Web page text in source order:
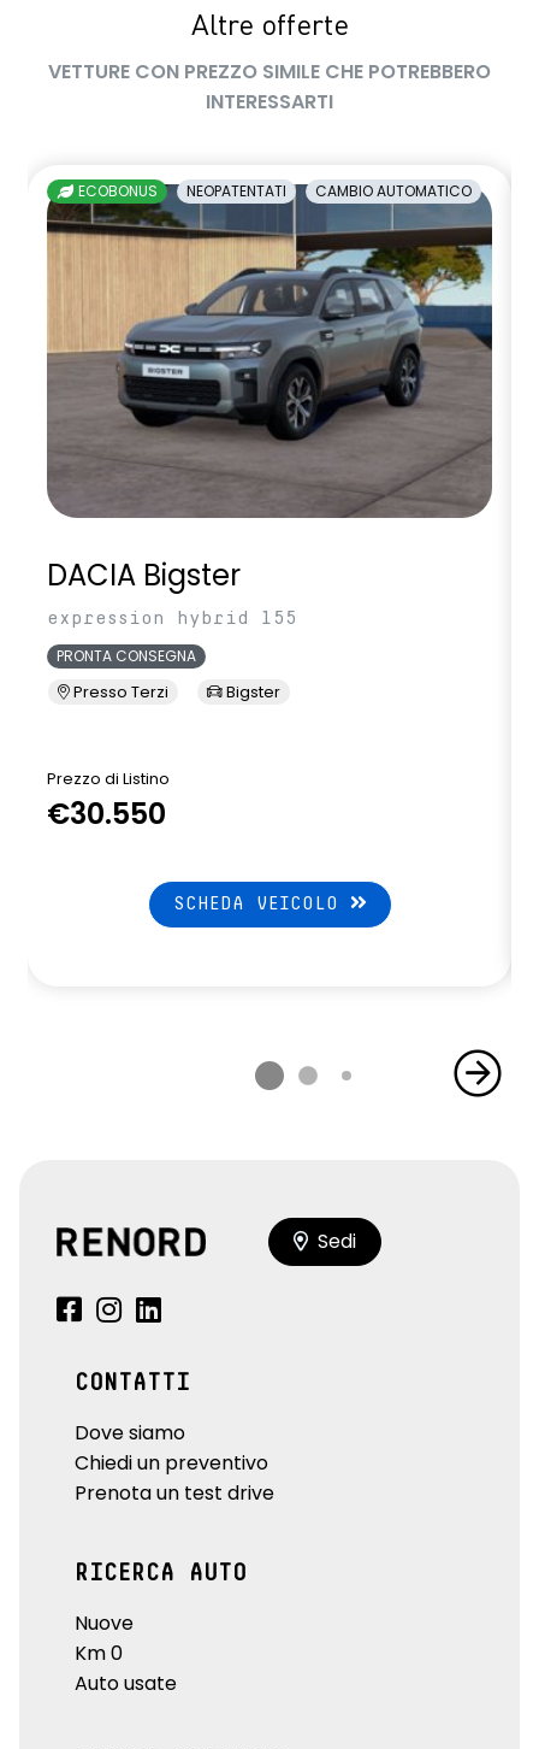
Altre offerte
VETTURE CON PREZZO SIMILE CHE POTREBBERO
INTERESSARTI
ECOBONUS NEOPATENTATI CAMBIO AUTOMATICO
DACIA Bigster
expression hybrid 155
PRONTA CONSEGNA
Presso Terzi Bigster
Prezzo di Listino
€30.550
SCHEDA VEICOLO
Sedi
CONTATTI
Dove siamo
Chiedi un preventivo
Prenota un test drive
RICERCA AUTO
Nuove
Km 0
Auto usate